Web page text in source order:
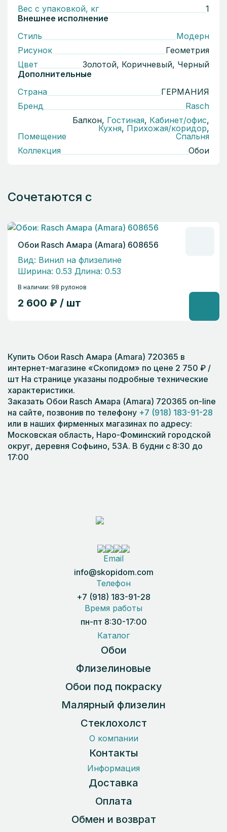
Вес с упаковкой, кг
1
Внешнее исполнение
Стиль
Модерн
Рисунок
Геометрия
Цвет
Золотой, Коричневый, Черный
Дополнительные
Страна
ГЕРМАНИЯ
Бренд
Rasch
Помещение
Балкон, Гостиная, Кабинет/офис,
Кухня, Прихожая/коридор,
Спальня
Коллекция
Обои
Сочетаются с
Обои Rasch Амара (Amara) 608656
Вид: Винил на флизелине
Ширина: 0.53 Длина: 0.53
В наличии: 98 рулонов
2 600 ₽ / шт
Купить Обои Rasch Амара (Amara) 720365 в
интернет-магазине «Скопидом» по цене 2 750 ₽ /
шт На странице указаны подробные технические
характеристики.
Заказать Обои Rasch Амара (Amara) 720365 on-line
на сайте, позвонив по телефону +7 (918) 183-91-28
или в наших фирменных магазинах по адресу:
Московская область, Наро-Фоминский городской
округ, деревня Софьино, 53А. В будни с 8:30 до
17:00
Email
info@skopidom.com
Телефон
+7 (918) 183-91-28
Время работы
пн-пт 8:30-17:00
Каталог
Обои
Флизелиновые
Обои под покраску
Малярный флизелин
Стеклохолст
О компании
Контакты
Информация
Доставка
Оплата
Обмен и возврат